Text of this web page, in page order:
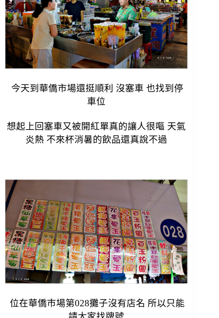
今天到華僑市場還挺順利 沒塞車 也找到停
車位
想起上回塞車又被開紅單真的讓人很嘔 天氣
炎熱 不來杯消暑的飲品還真說不過
位在華僑市場第028攤子沒有店名 所以只能